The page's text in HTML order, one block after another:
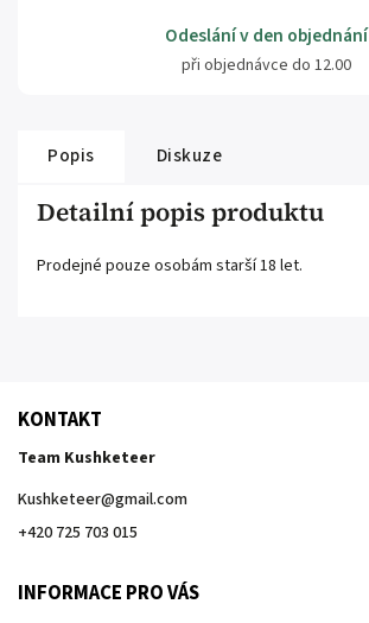
Odeslání v den objednání
při objednávce do 12.00
Popis Diskuze
Detailní popis produktu
Prodejné pouze osobám starší 18 let.
KONTAKT
Team Kushketeer
Kushketeer@gmail.com
+420 725 703 015
INFORMACE PRO VÁS